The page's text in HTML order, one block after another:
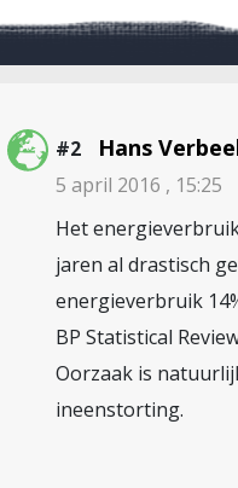
#2 Hans
5 april 2016 , 15:25
Het
jaren al drastisch
energieverbruik
BP Statistical
Oorzaak is
ineenstorting.